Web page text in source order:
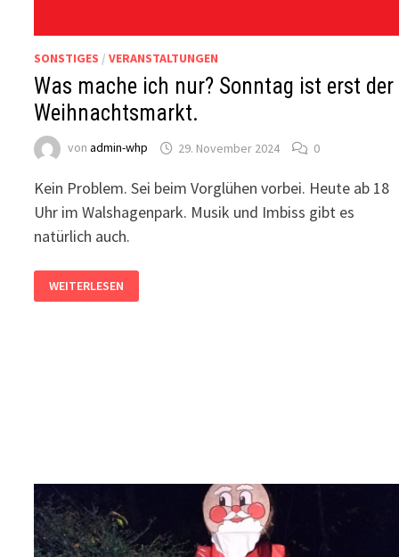
SONSTIGES /VERANSTALTUNGEN
Was mache ich nur? Sonntag ist erst der
Weihnachtsmarkt.
vonadmin-whp 29. November 2024 0
Kein Problem. Sei beim Vorglühen vorbei. Heute ab 18
Uhr im Walshagenpark. Musik und Imbiss gibt es
natürlich auch.
MACHE
ICH
WEITERLESEN